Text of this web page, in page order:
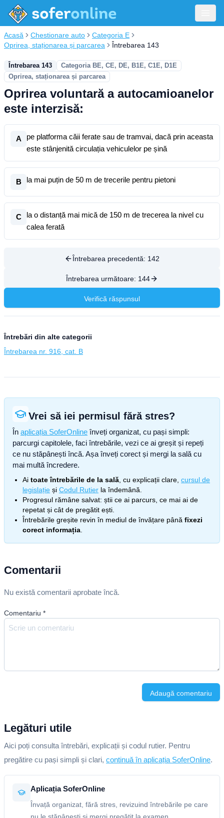
Acasă Chestionare auto
Categoria E
Oprirea, staționarea și parcarea
Întrebarea 143
Întrebarea 143
Categoria BE, CE, DE, B1E, C1E, D1E
Oprirea, staționarea și parcarea
Oprirea voluntară a autocamioanelor
este interzisă:
A
pe platforma căii ferate sau de tramvai, dacă prin aceasta
este stânjenită circulația vehiculelor pe șină
B la mai puțin de 50 m de trecerile pentru pietoni
C
la o distanță mai mică de 150 m de trecerea la nivel cu
calea ferată
Întrebarea precedentă: 142
Întrebarea următoare: 144
Verifică răspunsul
Întrebări din alte categorii
Întrebarea nr. 916, cat. B
Vrei să iei permisul fără stres?
În aplicația SoferOnline înveți organizat, cu pași simpli:
parcurgi capitolele, faci întrebările, vezi ce ai greșit și repeți
ce nu stăpânești încă. Așa înveți corect și mergi la sală cu
mai multă încredere.
Ai toate întrebările de la sală , cu explicații clare, cursul de
legislație și Codul Rutier la îndemână.
Progresul rămâne salvat: știi ce ai parcurs, ce mai ai de
repetat și cât de pregătit ești.
Întrebările greșite revin în mediul de învățare până fixezi
corect informația
Comentarii
Nu există comentarii aprobate încă.
Comentariu *
Adaugă comentariu
Legături utile
Aici poți consulta întrebări, explicații și codul rutier. Pentru
pregătire cu pași simpli și clari, continuă în aplicația SoferOnline.
Aplicația SoferOnline
Învață organizat, fără stres, revizuind întrebările pe care